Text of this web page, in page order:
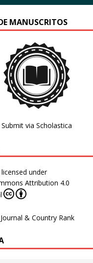
MANUSCRITOS
Submit via Scholastica
under
Attribution 4.0